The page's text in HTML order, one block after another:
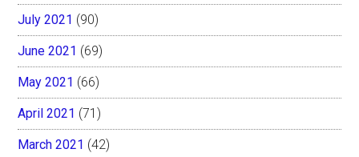
July 2021 (90)
June 2021 (69)
May 2021 (66)
April 2021 (71)
March 2021 (42)